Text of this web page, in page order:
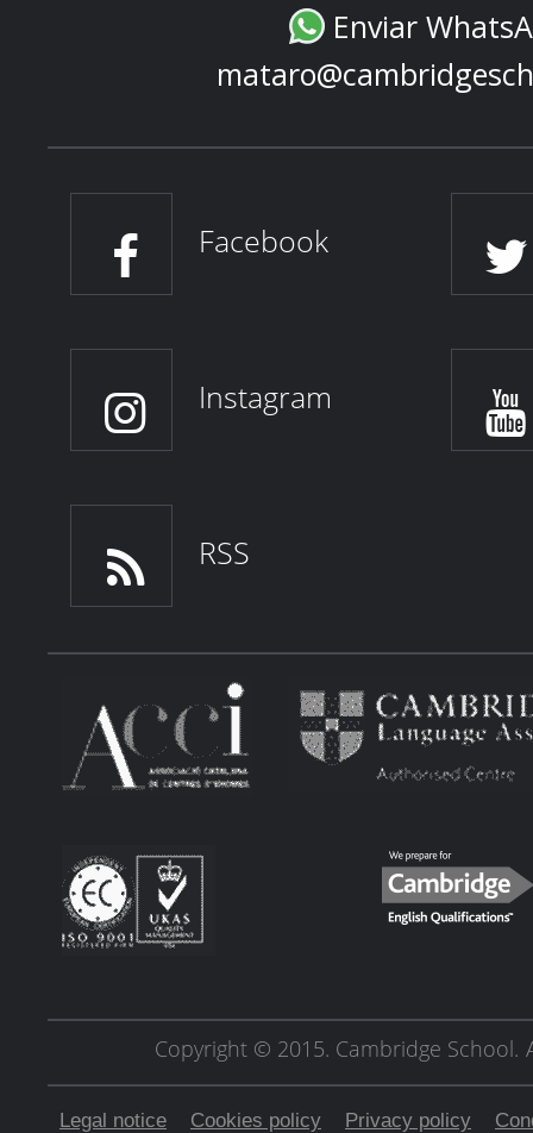
Enviar
Facebook
Instagram
RSS
Copyright © 2015. Cambridge School.
Legal notice Cookies policy Privacy policy